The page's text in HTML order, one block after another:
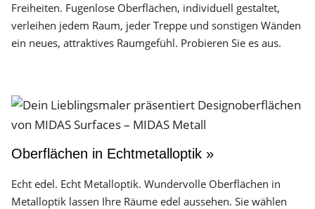
Freiheiten. Fugenlose Oberflächen, individuell gestaltet,
verleihen jedem Raum, jeder Treppe und sonstigen Wänden
ein neues, attraktives Raumgefühl. Probieren Sie es aus.
Oberflächen in Echtmetalloptik »
Echt edel. Echt Metalloptik. Wundervolle Oberflächen in
Metalloptik lassen Ihre Räume edel aussehen. Sie wählen